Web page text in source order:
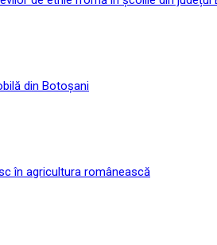
din Botoșani
în agricultura românească